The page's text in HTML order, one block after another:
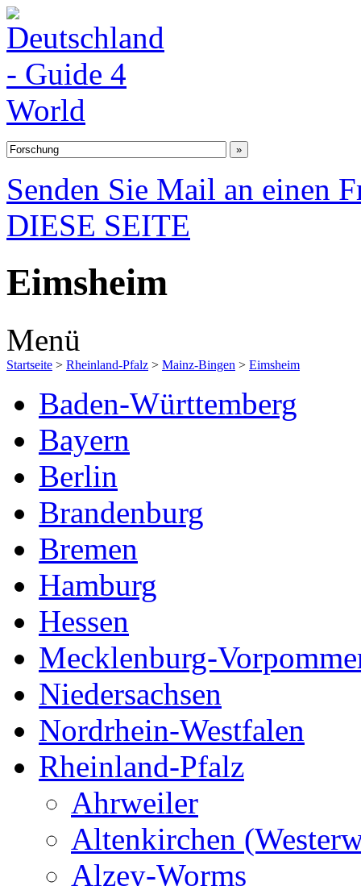
Senden Sie Mail an einen
DIESE SEITE
Eimsheim
Menü
Startseite > Rheinland-Pfalz > Mainz-Bingen > Eimsheim
Baden-Württemberg
Bayern
Berlin
Brandenburg
Bremen
Hamburg
Hessen
Mecklenburg-
Niedersachsen
Nordrhein-Westfalen
Rheinland-Pfalz
Ahrweiler
Altenkirchen
Alzey-Worms